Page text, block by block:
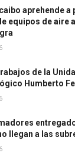
aprehende
equipos de aire
de la
Humberto
llegan a las